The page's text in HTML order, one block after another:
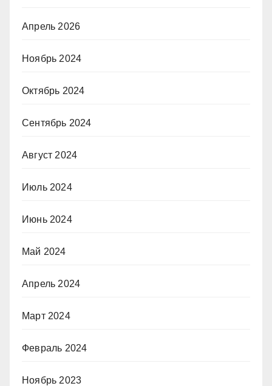
Апрель 2026
Ноябрь 2024
Октябрь 2024
Сентябрь 2024
Август 2024
Июль 2024
Июнь 2024
Май 2024
Апрель 2024
Март 2024
Февраль 2024
Ноябрь 2023